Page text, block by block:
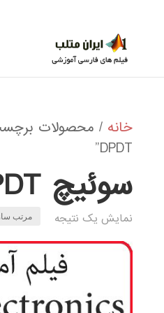
خانه / محصولات
DPDT”
سوئیچ DPDT
نمایش یک نتیجه